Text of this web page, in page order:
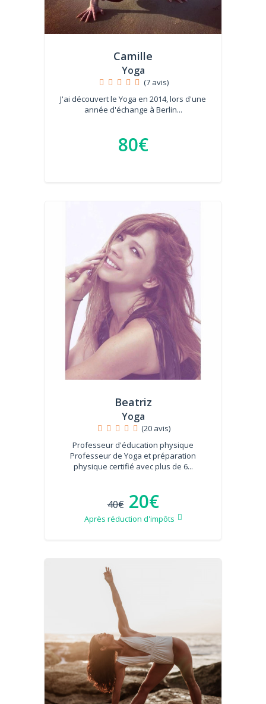
Camille
Yoga
(7 avis)
J'ai découvert le Yoga en 2014, lors d'une
année d'échange à Berlin...
80€
Beatriz
Yoga
(20 avis)
Professeur d'éducation physique
Professeur de Yoga et préparation
physique certifié avec plus de 6...
40€ 20€
Après réduction d'impôts